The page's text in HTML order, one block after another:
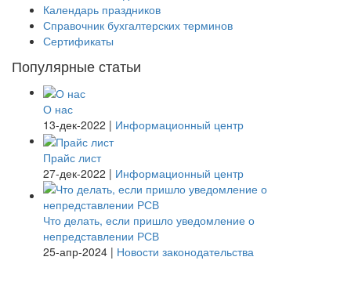
Календарь праздников
Справочник бухгалтерских терминов
Сертификаты
Популярные статьи
О нас
13-дек-2022 | Информационный центр
Прайс лист
27-дек-2022 | Информационный центр
Что делать, если пришло уведомление о
непредставлении РСВ
25-апр-2024 | Новости законодательства